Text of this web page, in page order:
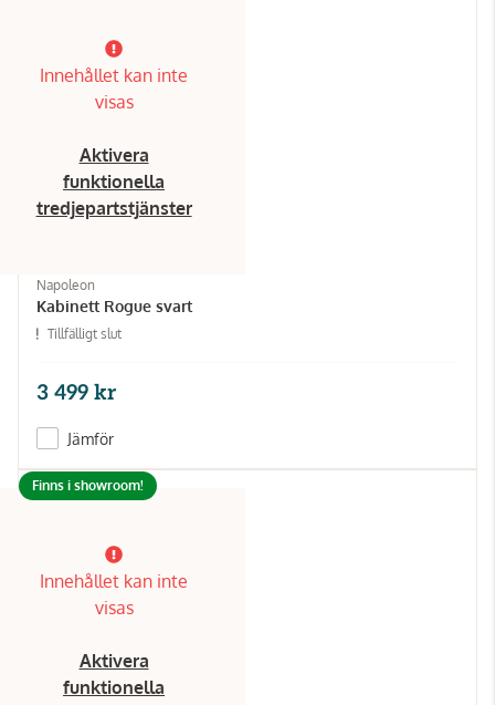
Innehållet kan inte
visas
Aktivera
funktionella
tredjepartstjänster
Napoleon
Kabinett Rogue svart
Tillfälligt slut
3 499 kr
Jämför
Innehållet kan inte
visas
Aktivera
funktionella
Finns i showroom!